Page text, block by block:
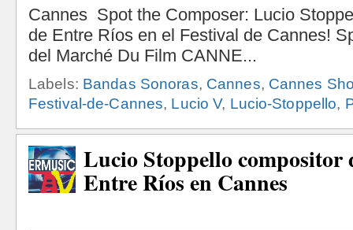
Labels: Bandas Sonoras, Cannes, Cannes
Festival-de-Cannes, Lucio V, Lucio-Stoppello,
Lucio Stoppello compositor
Entre Ríos en Cannes